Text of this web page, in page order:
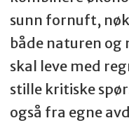
sunn fornuft,
både naturen og
skal leve med
stille kritiske
også fra egne